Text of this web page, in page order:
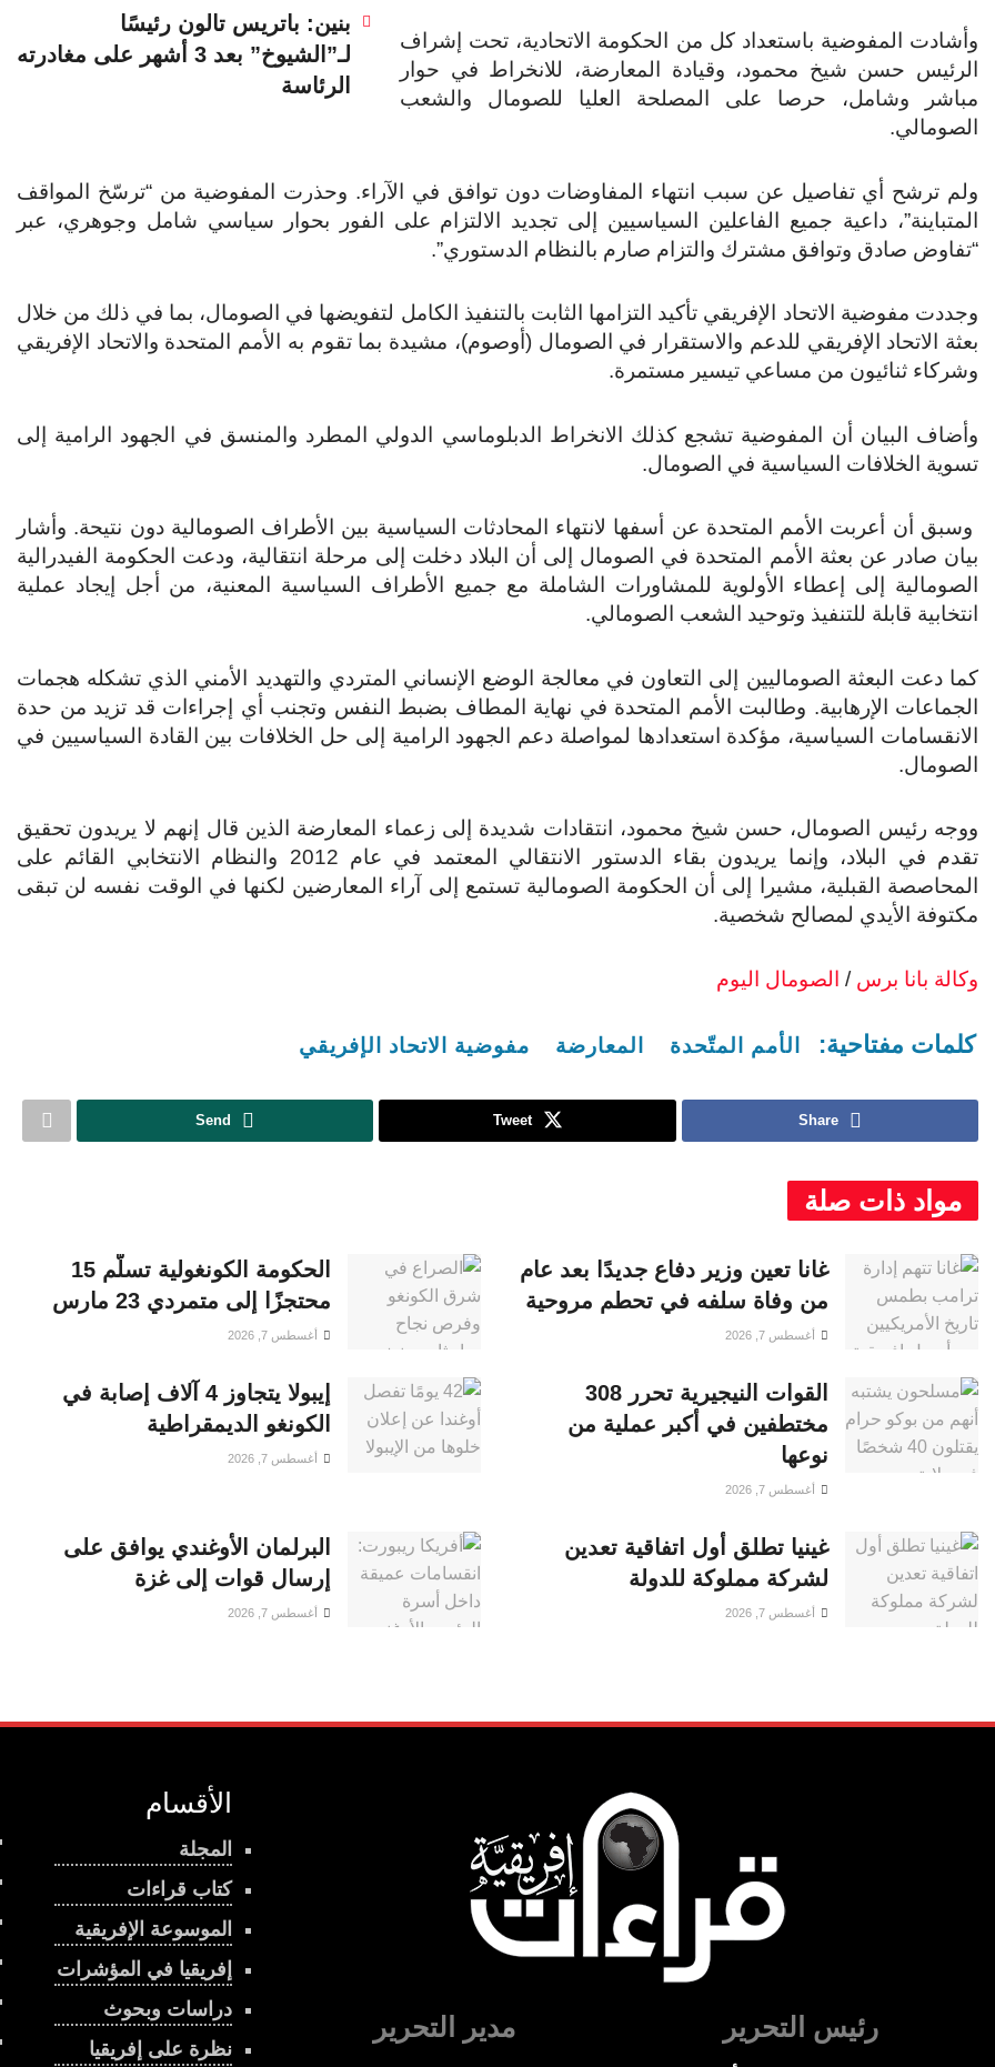
بنين: باتريس تالون رئيسًا
لـ”الشيوخ” بعد 3 أشهر على مغادرته
الرئاسة
وأشادت المفوضية باستعداد كل من الحكومة الاتحادية، تحت إشراف
الرئيس حسن شيخ محمود، وقيادة المعارضة، للانخراط في حوار
مباشر وشامل، حرصا على المصلحة العليا للصومال والشعب
الصومالي.
ولم ترشح أي تفاصيل عن سبب انتهاء المفاوضات دون توافق في الآراء. وحذرت المفوضية من “ترسّخ المواقف
المتباينة”، داعية جميع الفاعلين السياسيين إلى تجديد الالتزام على الفور بحوار سياسي شامل وجوهري، عبر
“تفاوض صادق وتوافق مشترك والتزام صارم بالنظام الدستوري”.
وجددت مفوضية الاتحاد الإفريقي تأكيد التزامها الثابت بالتنفيذ الكامل لتفويضها في الصومال، بما في ذلك من خلال
بعثة الاتحاد الإفريقي للدعم والاستقرار في الصومال (أوصوم)، مشيدة بما تقوم به الأمم المتحدة والاتحاد الإفريقي
وشركاء ثنائيون من مساعي تيسير مستمرة.
وأضاف البيان أن المفوضية تشجع كذلك الانخراط الدبلوماسي الدولي المطرد والمنسق في الجهود الرامية إلى
تسوية الخلافات السياسية في الصومال.
وسبق أن أعربت الأمم المتحدة عن أسفها لانتهاء المحادثات السياسية بين الأطراف الصومالية دون نتيحة. وأشار
بيان صادر عن بعثة الأمم المتحدة في الصومال إلى أن البلاد دخلت إلى مرحلة انتقالية، ودعت الحكومة الفيدرالية
الصومالية إلى إعطاء الأولوية للمشاورات الشاملة مع جميع الأطراف السياسية المعنية، من أجل إيجاد عملية
انتخابية قابلة للتنفيذ وتوحيد الشعب الصومالي.
كما دعت البعثة الصوماليين إلى التعاون في معالجة الوضع الإنساني المتردي والتهديد الأمني ​​الذي تشكله هجمات
الجماعات الإرهابية. وطالبت الأمم المتحدة في نهاية المطاف بضبط النفس وتجنب أي إجراءات قد تزيد من حدة
الانقسامات السياسية، مؤكدة استعدادها لمواصلة دعم الجهود الرامية إلى حل الخلافات بين القادة السياسيين في
الصومال.
ووجه رئيس الصومال، حسن شيخ محمود، انتقادات شديدة إلى زعماء المعارضة الذين قال إنهم لا يريدون تحقيق
تقدم في البلاد، وإنما يريدون بقاء الدستور الانتقالي المعتمد في عام 2012 والنظام الانتخابي القائم على
المحاصصة القبلية، مشيرا إلى أن الحكومة الصومالية تستمع إلى آراء المعارضين لكنها في الوقت نفسه لن تبقى
مكتوفة الأيدي لمصالح شخصية.
وكالة بانا برس / الصومال اليوم
كلمات مفتاحية: الأمم المتّحدة المعارضة مفوضية الاتحاد الإفريقي
Share
Tweet
Send
مواد ذات صلة
غانا تعين وزير دفاع جديدًا بعد عام
من وفاة سلفه في تحطم مروحية
أغسطس 7, 2026
الحكومة الكونغولية تسلّم 15
محتجزًا إلى متمردي 23 مارس
أغسطس 7, 2026
القوات النيجيرية تحرر 308
مختطفين في أكبر عملية من
نوعها
أغسطس 7, 2026
إيبولا يتجاوز 4 آلاف إصابة في
الكونغو الديمقراطية
أغسطس 7, 2026
غينيا تطلق أول اتفاقية تعدين
لشركة مملوكة للدولة
أغسطس 7, 2026
البرلمان الأوغندي يوافق على
إرسال قوات إلى غزة
أغسطس 7, 2026
الأقسام
المجلة
كتاب قراءات
الموسوعة الإفريقية
إفريقيا في المؤشرات
دراسات وبحوث
نظرة على إفريقيا
رئيس التحرير مدير التحرير